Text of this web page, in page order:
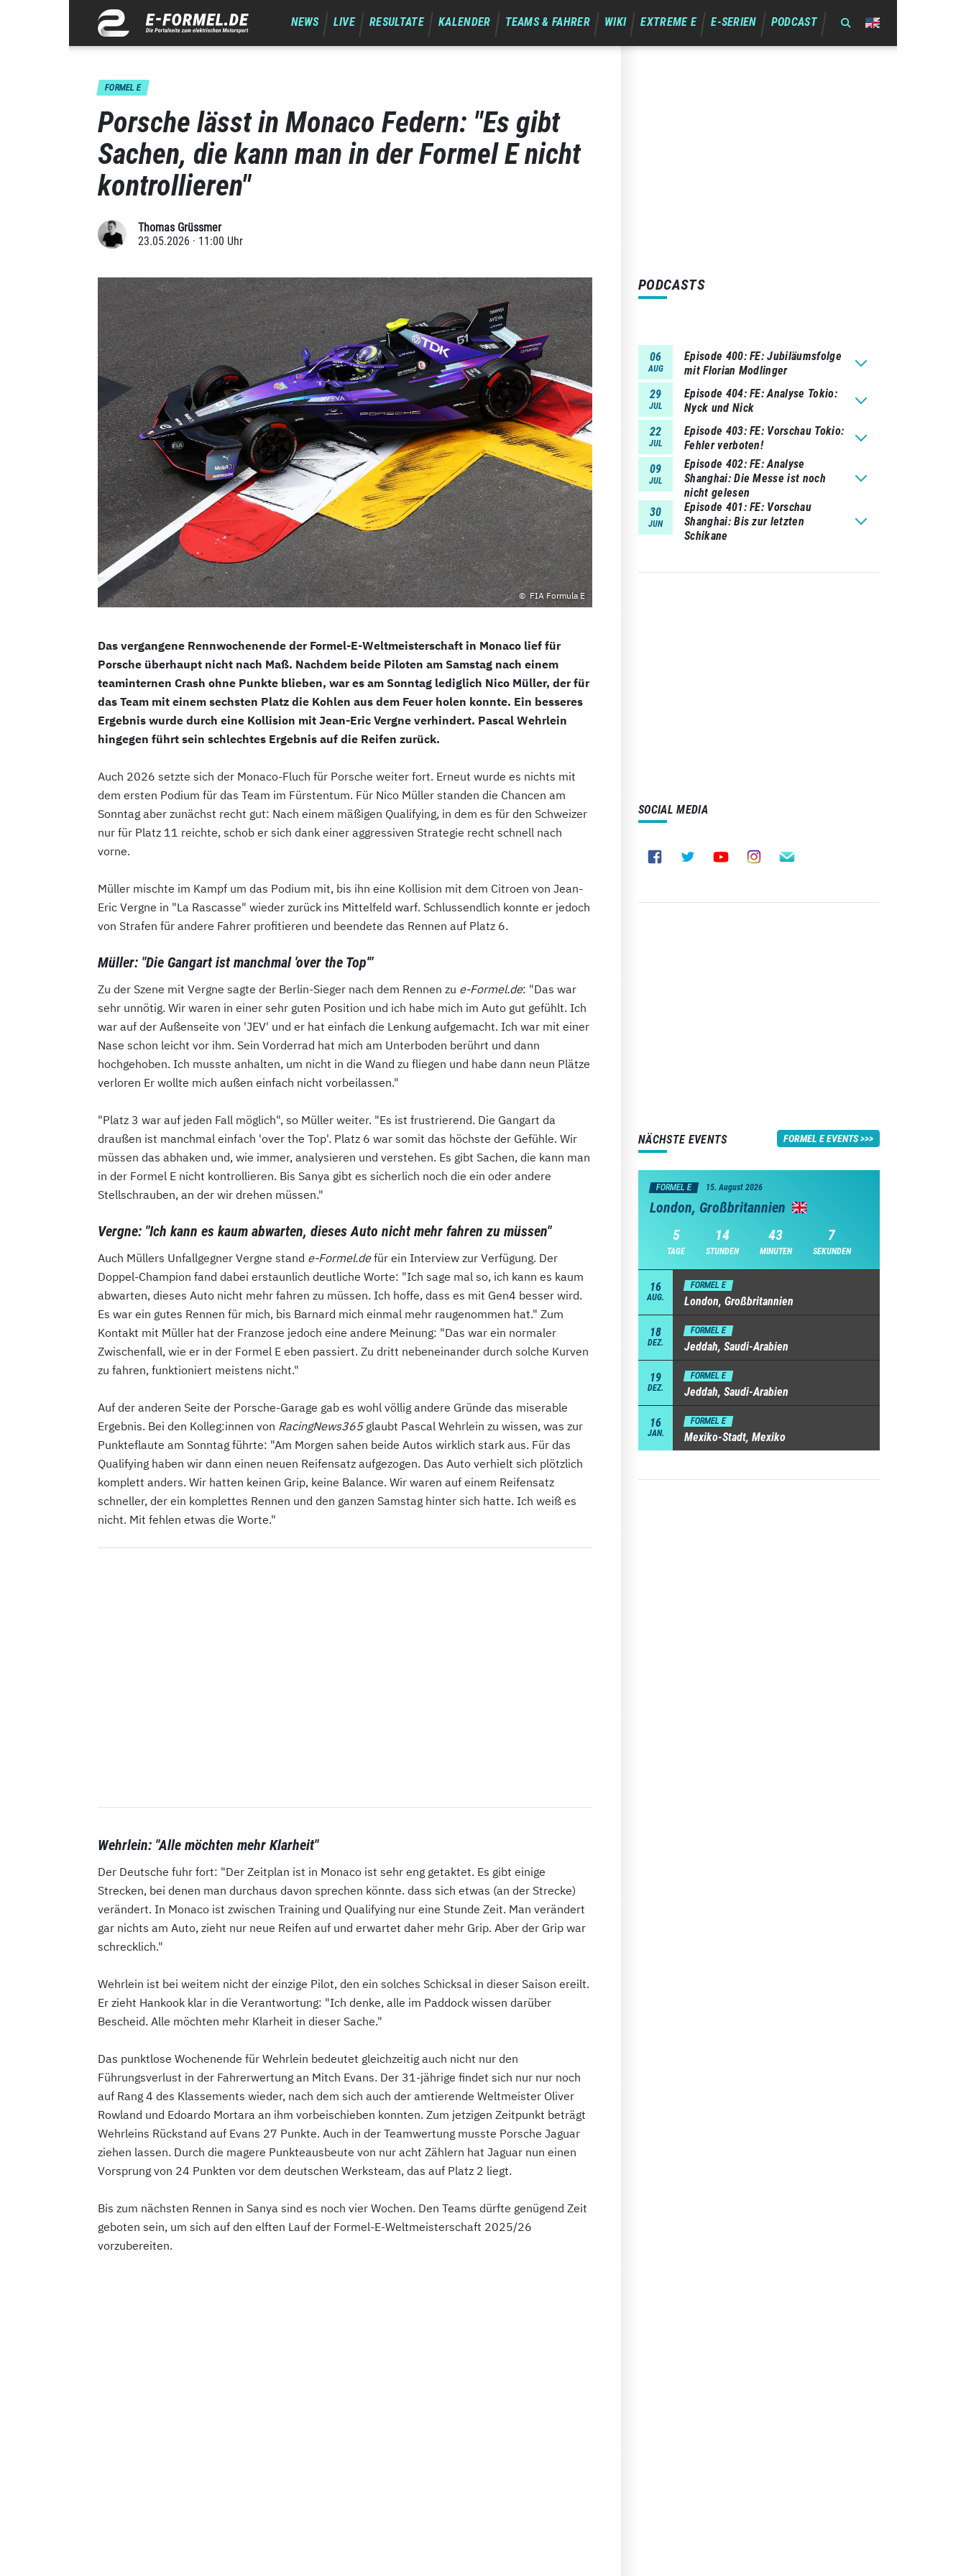
NEWS LIVE RESULTATE KALENDER TEAMS & FAHRER WIKI EXTREME E E-SERIEN PODCAST
FORMEL E
Porsche lässt in Monaco Federn: "Es gibt
Sachen, die kann man in der Formel E nicht
kontrollieren"
Thomas Grüssmer
23.05.2026 · 11:00 Uhr
FIA Formula E
Das vergangene Rennwochenende der Formel-E-Weltmeisterschaft in Monaco lief für
Porsche überhaupt nicht nach Maß. Nachdem beide Piloten am Samstag nach einem
teaminternen Crash ohne Punkte blieben, war es am Sonntag lediglich Nico Müller, der für
das Team mit einem sechsten Platz die Kohlen aus dem Feuer holen konnte. Ein besseres
Ergebnis wurde durch eine Kollision mit Jean-Eric Vergne verhindert. Pascal Wehrlein
hingegen führt sein schlechtes Ergebnis auf die Reifen zurück.
Auch 2026 setzte sich der Monaco-Fluch für Porsche weiter fort. Erneut wurde es nichts mit
dem ersten Podium für das Team im Fürstentum. Für Nico Müller standen die Chancen am
Sonntag aber zunächst recht gut: Nach einem mäßigen Qualifying, in dem es für den Schweizer
nur für Platz 11 reichte, schob er sich dank einer aggressiven Strategie recht schnell nach
vorne.
Müller mischte im Kampf um das Podium mit, bis ihn eine Kollision mit dem Citroen von Jean-
Eric Vergne in "La Rascasse" wieder zurück ins Mittelfeld warf. Schlussendlich konnte er jedoch
von Strafen für andere Fahrer profitieren und beendete das Rennen auf Platz 6.
Müller: "Die Gangart ist manchmal 'over the Top'"
Zu der Szene mit Vergne sagte der Berlin-Sieger nach dem Rennen zu e-Formel.de: "Das war
sehr unnötig. Wir waren in einer sehr guten Position und ich habe mich im Auto gut gefühlt. Ich
war auf der Außenseite von 'JEV' und er hat einfach die Lenkung aufgemacht. Ich war mit einer
Nase schon leicht vor ihm. Sein Vorderrad hat mich am Unterboden berührt und dann
hochgehoben. Ich musste anhalten, um nicht in die Wand zu fliegen und habe dann neun Plätze
verloren Er wollte mich außen einfach nicht vorbeilassen."
"Platz 3 war auf jeden Fall möglich", so Müller weiter. "Es ist frustrierend. Die Gangart da
draußen ist manchmal einfach 'over the Top'. Platz 6 war somit das höchste der Gefühle. Wir
müssen das abhaken und, wie immer, analysieren und verstehen. Es gibt Sachen, die kann man
in der Formel E nicht kontrollieren. Bis Sanya gibt es sicherlich noch die ein oder andere
Stellschrauben, an der wir drehen müssen."
Vergne: "Ich kann es kaum abwarten, dieses Auto nicht mehr fahren zu müssen"
Auch Müllers Unfallgegner Vergne stand e-Formel.defür ein Interview zur Verfügung. Der
Doppel-Champion fand dabei erstaunlich deutliche Worte: "Ich sage mal so, ich kann es kaum
abwarten, dieses Auto nicht mehr fahren zu müssen. Ich hoffe, dass es mit Gen4 besser wird.
Es war ein gutes Rennen für mich, bis Barnard mich einmal mehr raugenommen hat." Zum
Kontakt mit Müller hat der Franzose jedoch eine andere Meinung: "Das war ein normaler
Zwischenfall, wie er in der Formel E eben passiert. Zu dritt nebeneinander durch solche Kurven
zu fahren, funktioniert meistens nicht."
Auf der anderen Seite der Porsche-Garage gab es wohl völlig andere Gründe das miserable
Ergebnis. Bei den Kolleg:innen von RacingNews365glaubt Pascal Wehrlein zu wissen, was zur
Punkteflaute am Sonntag führte: "Am Morgen sahen beide Autos wirklich stark aus. Für das
Qualifying haben wir dann einen neuen Reifensatz aufgezogen. Das Auto verhielt sich plötzlich
komplett anders. Wir hatten keinen Grip, keine Balance. Wir waren auf einem Reifensatz
schneller, der ein komplettes Rennen und den ganzen Samstag hinter sich hatte. Ich weiß es
nicht. Mit fehlen etwas die Worte."
Wehrlein: "Alle möchten mehr Klarheit"
Der Deutsche fuhr fort: "Der Zeitplan ist in Monaco ist sehr eng getaktet. Es gibt einige
Strecken, bei denen man durchaus davon sprechen könnte. dass sich etwas (an der Strecke)
verändert. In Monaco ist zwischen Training und Qualifying nur eine Stunde Zeit. Man verändert
gar nichts am Auto, zieht nur neue Reifen auf und erwartet daher mehr Grip. Aber der Grip war
schrecklich."
Wehrlein ist bei weitem nicht der einzige Pilot, den ein solches Schicksal in dieser Saison ereilt.
Er zieht Hankook klar in die Verantwortung: "Ich denke, alle im Paddock wissen darüber
Bescheid. Alle möchten mehr Klarheit in dieser Sache."
Das punktlose Wochenende für Wehrlein bedeutet gleichzeitig auch nicht nur den
Führungsverlust in der Fahrerwertung an Mitch Evans. Der 31-jährige findet sich nur nur noch
auf Rang 4 des Klassements wieder, nach dem sich auch der amtierende Weltmeister Oliver
Rowland und Edoardo Mortara an ihm vorbeischieben konnten. Zum jetzigen Zeitpunkt beträgt
Wehrleins Rückstand auf Evans 27 Punkte. Auch in der Teamwertung musste Porsche Jaguar
ziehen lassen. Durch die magere Punkteausbeute von nur acht Zählern hat Jaguar nun einen
Vorsprung von 24 Punkten vor dem deutschen Werksteam, das auf Platz 2 liegt.
Bis zum nächsten Rennen in Sanya sind es noch vier Wochen. Den Teams dürfte genügend Zeit
geboten sein, um sich auf den elften Lauf der Formel-E-Weltmeisterschaft 2025/26
vorzubereiten.
PODCASTS
06
AUG
Episode 400 FE: Jubiläumsfolge
mit Florian Modlinger
29
JUL
Episode 404 FE: Analyse Tokio:
Nyck und Nick
22
JUL
Episode 403 FE: Vorschau Tokio:
Fehler verboten!
09
JUL
Episode 402 FE: Analyse
Shanghai: Die Messe ist noch
nicht gelesen
30
JUN
Episode 401 FE: Vorschau
Shanghai: Bis zur letzten
Schikane
SOCIAL MEDIA
NÄCHSTE EVENTS FORMEL E EVENTS
FORMEL E 15. August 2026
London, Großbritannien
5
TAGE
14
STUNDEN
43
MINUTEN
6
SEKUNDEN
16
AUG.
FORMEL E
London, Großbritannien
18
DEZ.
FORMEL E
Jeddah, Saudi-Arabien
19
DEZ.
FORMEL E
Jeddah, Saudi-Arabien
16
JAN.
FORMEL E
Mexiko-Stadt, Mexiko